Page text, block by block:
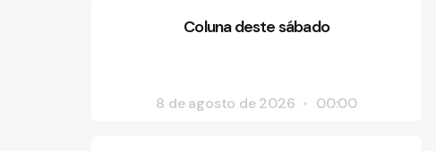
Coluna deste sábado
8 de agosto de 2026 00:00